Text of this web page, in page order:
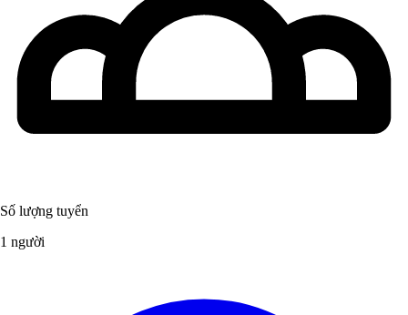
Số lượng tuyển
1 người